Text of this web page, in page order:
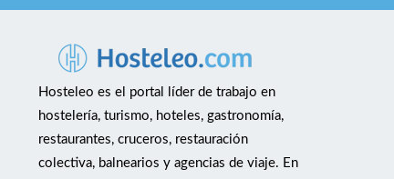
Hosteleo es el portal líder de trabajo en
hostelería, turismo, hoteles, gastronomía,
restaurantes, cruceros, restauración
colectiva, balnearios y agencias de viaje. En